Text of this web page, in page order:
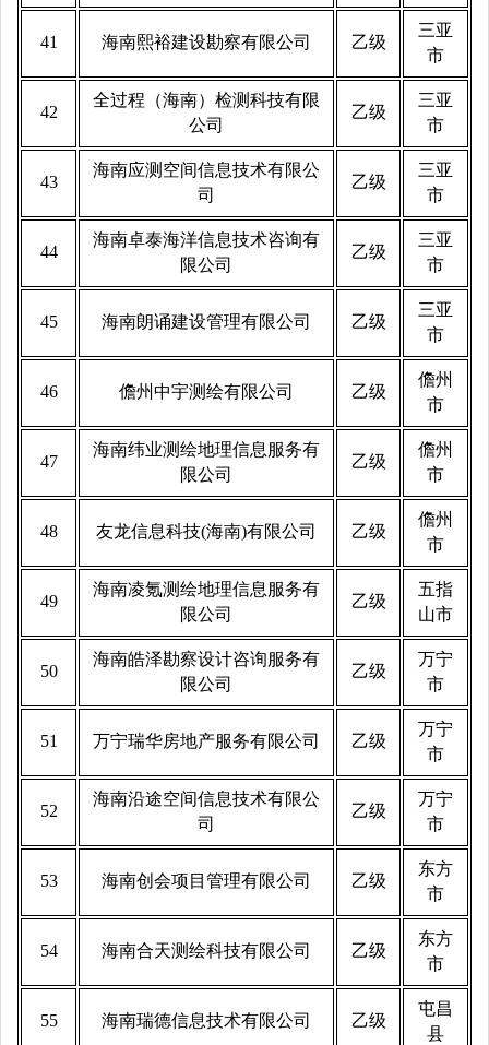
41 海南熙裕建设勘察有限公司 乙级
三亚
市
42
全过程（海南）检测科技有限
公司
乙级
三亚
市
43
海南应测空间信息技术有限公
司
乙级
三亚
市
44
海南卓泰海洋信息技术咨询有
限公司
乙级
三亚
市
45 海南朗诵建设管理有限公司 乙级
三亚
市
46 儋州中宇测绘有限公司 乙级
儋州
市
47
海南纬业测绘地理信息服务有
限公司
乙级
儋州
市
48 友龙信息科技(海南)有限公司 乙级
儋州
市
49
海南凌氪测绘地理信息服务有
限公司
乙级
五指
山市
50
海南皓泽勘察设计咨询服务有
限公司
乙级
万宁
市
51 万宁瑞华房地产服务有限公司 乙级
万宁
市
52
海南沿途空间信息技术有限公
司
乙级
万宁
市
53 海南创会项目管理有限公司 乙级
东方
市
54 海南合天测绘科技有限公司 乙级
东方
市
55 海南瑞德信息技术有限公司 乙级
屯昌
县